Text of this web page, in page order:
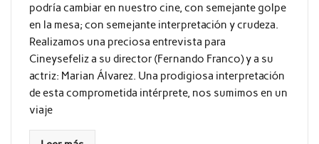
podría cambiar en nuestro cine, con semejante golpe
en la mesa; con semejante interpretación y crudeza.
Realizamos una preciosa entrevista para
Cineysefeliz a su director (Fernando Franco) y a su
actriz: Marian Álvarez. Una prodigiosa interpretación
de esta comprometida intérprete, nos sumimos en un
viaje